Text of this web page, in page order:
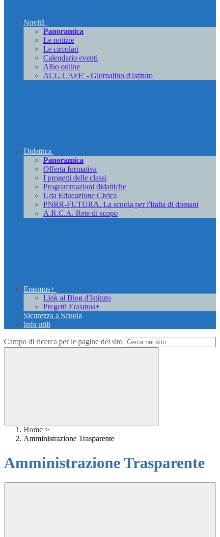
Novità
Panoramica
Le notizie
Le circolari
Calendario eventi
Albo online
ACG CAFE' - Giornalino d'Istituto
Didattica
Panoramica
Offerta formativa
I progetti delle classi
Programmazioni didattiche
Uda Educazione Civica
PNRR-FUTURA. La scuola per l'Italia di domani
A.R.C.A. Rete di scopo
Erasmus+
Link al Blog d'Istituto
Pregetti Erasmus+
Sicurezza a Scuola
Info utili
Campo di ricerca per le pagine del sito
Home >
Amministrazione Trasparente
Amministrazione Trasparente